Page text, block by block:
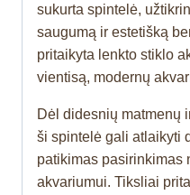
sukurta spintelė,
saugumą ir estetišką
pritaikyta lenkto stiklo
vientisą, modernų
Dėl didesnių matmenų
ši spintelė gali atlaikyti
patikimas pasirinkimas
akvariumui. Tiksliai